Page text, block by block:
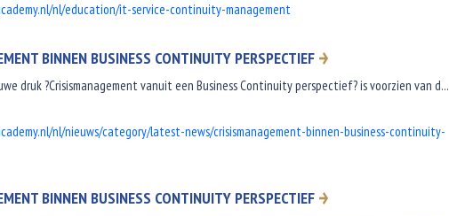
nl/education/it-service-continuity-management
BINNEN BUSINESS CONTINUITY PERSPECTIEF
druk ?Crisismanagement vanuit een Business Continuity perspectief? is voorzien van d...
nl/nieuws/category/latest-news/crisismanagement-binnen-business-continuity-
BINNEN BUSINESS CONTINUITY PERSPECTIEF